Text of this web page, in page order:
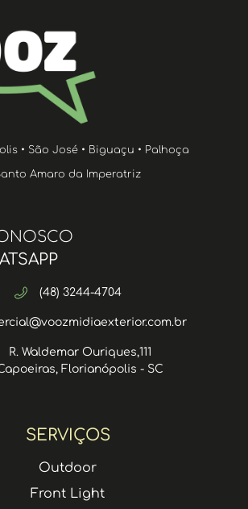
SERVIÇOS
Outdoor
Front Light
• São José • Biguaçu • Palhoça
Amaro da Imperatriz
(48) 3244-4704
R. Waldemar Ouriques,111
Florianópolis - SC